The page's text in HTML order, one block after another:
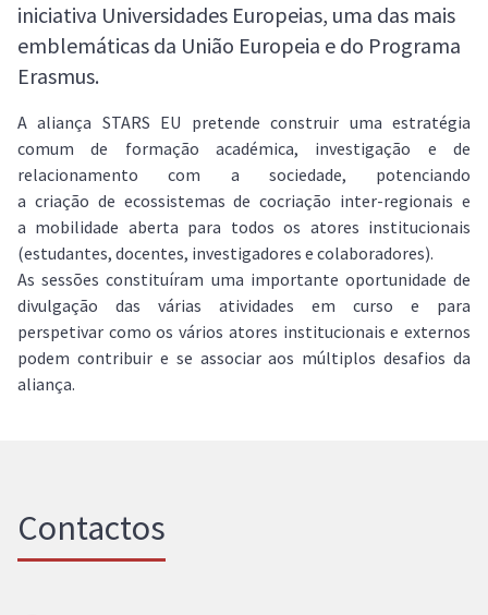
iniciativa Universidades Europeias, uma das mais
emblemáticas da União Europeia e do Programa
Erasmus.
A aliança STARS EU pretende construir uma estratégia
comum de formação académica, investigação e de
relacionamento com a sociedade, potenciando
a criação de ecossistemas de cocriação inter-regionais e
a mobilidade aberta para todos os atores institucionais
(estudantes, docentes, investigadores e colaboradores).
As sessões constituíram uma importante oportunidade de
divulgação das várias atividades em curso e para
perspetivar como os vários atores institucionais e externos
podem contribuir e se associar aos múltiplos desafios da
aliança.
Contactos